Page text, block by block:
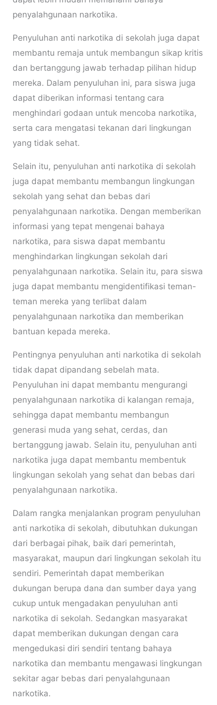
penyalahgunaan narkotika.
Penyuluhan anti narkotika di sekolah juga dapat
membantu remaja untuk membangun sikap kritis
dan bertanggung jawab terhadap pilihan hidup
mereka. Dalam penyuluhan ini, para siswa juga
dapat diberikan informasi tentang cara
menghindari godaan untuk mencoba narkotika,
serta cara mengatasi tekanan dari lingkungan
yang tidak sehat.
Selain itu, penyuluhan anti narkotika di sekolah
juga dapat membantu membangun lingkungan
sekolah yang sehat dan bebas dari
penyalahgunaan narkotika. Dengan memberikan
informasi yang tepat mengenai bahaya
narkotika, para siswa dapat membantu
menghindarkan lingkungan sekolah dari
penyalahgunaan narkotika. Selain itu, para siswa
juga dapat membantu mengidentifikasi teman-
teman mereka yang terlibat dalam
penyalahgunaan narkotika dan memberikan
bantuan kepada mereka.
Pentingnya penyuluhan anti narkotika di sekolah
tidak dapat dipandang sebelah mata.
Penyuluhan ini dapat membantu mengurangi
penyalahgunaan narkotika di kalangan remaja,
sehingga dapat membantu membangun
generasi muda yang sehat, cerdas, dan
bertanggung jawab. Selain itu, penyuluhan anti
narkotika juga dapat membantu membentuk
lingkungan sekolah yang sehat dan bebas dari
penyalahgunaan narkotika.
Dalam rangka menjalankan program penyuluhan
anti narkotika di sekolah, dibutuhkan dukungan
dari berbagai pihak, baik dari pemerintah,
masyarakat, maupun dari lingkungan sekolah itu
sendiri. Pemerintah dapat memberikan
dukungan berupa dana dan sumber daya yang
cukup untuk mengadakan penyuluhan anti
narkotika di sekolah. Sedangkan masyarakat
dapat memberikan dukungan dengan cara
mengedukasi diri sendiri tentang bahaya
narkotika dan membantu mengawasi lingkungan
sekitar agar bebas dari penyalahgunaan
narkotika.